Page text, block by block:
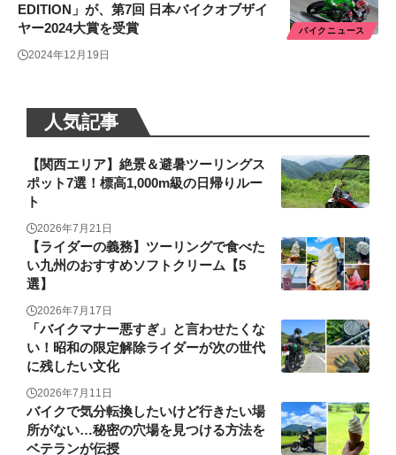
バイクニュース
EDITION」が、第7回 日本バイクオブザイ
ヤー2024大賞を受賞
2024年12月19日
人気記事
【関西エリア】絶景＆避暑ツーリングス
ポット7選！標高1,000m級の日帰りルー
ト
2026年7月21日
【ライダーの義務】ツーリングで食べた
い九州のおすすめソフトクリーム【5
選】
2026年7月17日
「バイクマナー悪すぎ」と言わせたくな
い！昭和の限定解除ライダーが次の世代
に残したい文化
2026年7月11日
バイクで気分転換したいけど行きたい場
所がない…秘密の穴場を見つける方法を
ベテランが伝授